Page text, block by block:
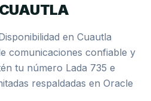
en Cuautla
comunicaciones confiable y
tu número Lada 735 e
respaldadas en Oracle